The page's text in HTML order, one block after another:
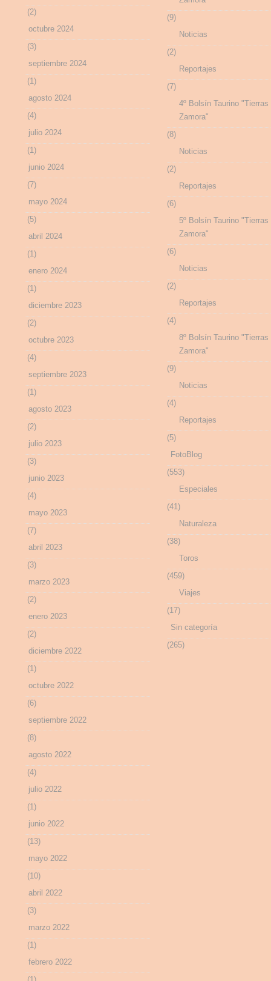
(2)
octubre 2024
(3)
septiembre 2024
(1)
agosto 2024
(4)
julio 2024
(1)
junio 2024
(7)
mayo 2024
(5)
abril 2024
(1)
enero 2024
(1)
diciembre 2023
(2)
octubre 2023
(4)
septiembre 2023
(1)
agosto 2023
(2)
julio 2023
(3)
junio 2023
(4)
mayo 2023
(7)
abril 2023
(3)
marzo 2023
(2)
enero 2023
(2)
diciembre 2022
(1)
octubre 2022
(6)
septiembre 2022
(8)
agosto 2022
(4)
julio 2022
(1)
junio 2022
(13)
mayo 2022
(10)
abril 2022
(3)
marzo 2022
(1)
febrero 2022
(9)
Noticias
(2)
Reportajes
(7)
4º Bolsín Taurino "Tierras
Zamora"
(8)
Noticias
(2)
Reportajes
(6)
5º Bolsín Taurino "Tierras
Zamora"
(6)
Noticias
(2)
Reportajes
(4)
8º Bolsín Taurino "Tierras
Zamora"
(9)
Noticias
(4)
Reportajes
(5)
FotoBlog
(553)
Especiales
(41)
Naturaleza
(38)
Toros
(459)
Viajes
(17)
Sin categoría
(265)